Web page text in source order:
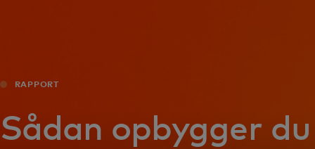
Til hele verden
RAPPORT
Sådan opbygger du